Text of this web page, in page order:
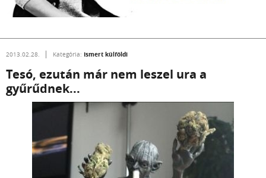
2013.02.28. Kategória: Ismert külföldi
Tesó, ezután már nem leszel ura a
gyűrűdnek...